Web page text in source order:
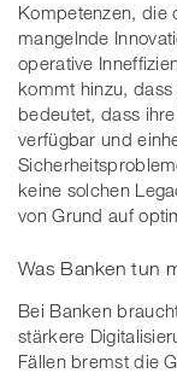
Kompetenzen, die
mangelnde
operative
kommt hinzu,
bedeutet, dass
verfügbar und
keine solchen
von Grund auf
Was Banken tun
Bei Banken
stärkere
Fällen bremst die